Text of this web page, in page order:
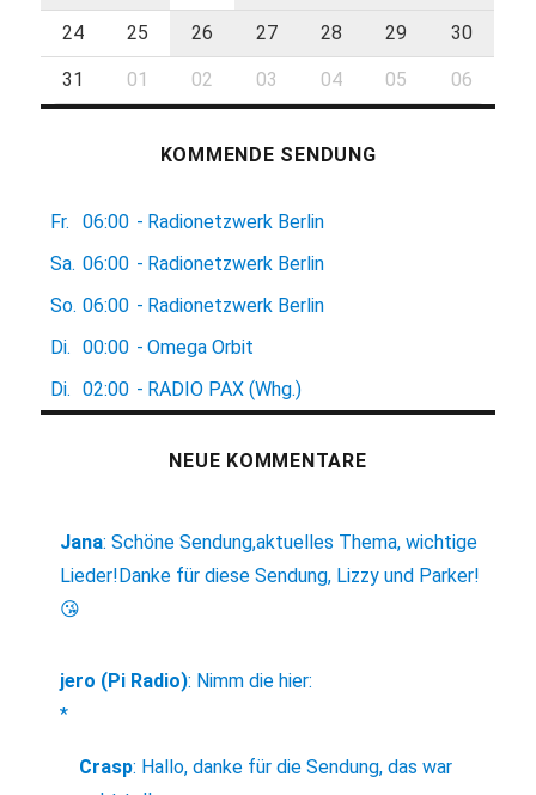
24 25 26 27 28 29 30
31 01 02 03 04 05 06
KOMMENDE SENDUNG
Fr. 06:00 - Radionetzwerk Berlin
Sa. 06:00 - Radionetzwerk Berlin
So. 06:00 - Radionetzwerk Berlin
Di.
00:00 - Omega Orbit
Di.
02:00 - RADIO PAX (Whg.)
NEUE KOMMENTARE
Jana:Schöne Sendung,aktuelles Thema, wichtige
Lieder!Danke für diese Sendung, Lizzy und Parker!
😘
jero (Pi Radio): Nimm die hier:
*
Crasp: Hallo, danke für die Sendung, das war